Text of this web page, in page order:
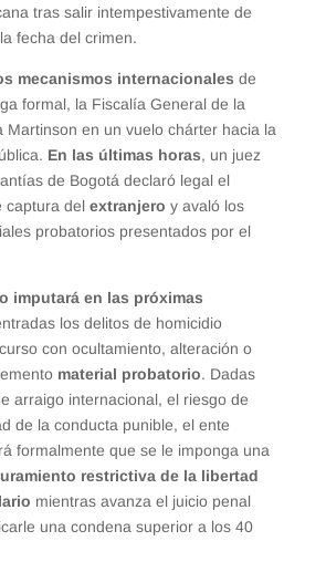
tras salir intempestivamente de
fecha del crimen.
mecanismos internacionales de
formal, la Fiscalía General de la
Martinson en un vuelo chárter hacia la
En las últimas horas, un juez
de Bogotá declaró legal el
captura del extranjero y avaló los
probatorios presentados por el
imputará en las próximas
los delitos de homicidio
con ocultamiento, alteración o
material probatorio. Dadas
arraigo internacional, el riesgo de
de la conducta punible, el ente
formalmente que se le imponga una
restrictiva de la libertad
mientras avanza el juicio penal
una condena superior a los 40